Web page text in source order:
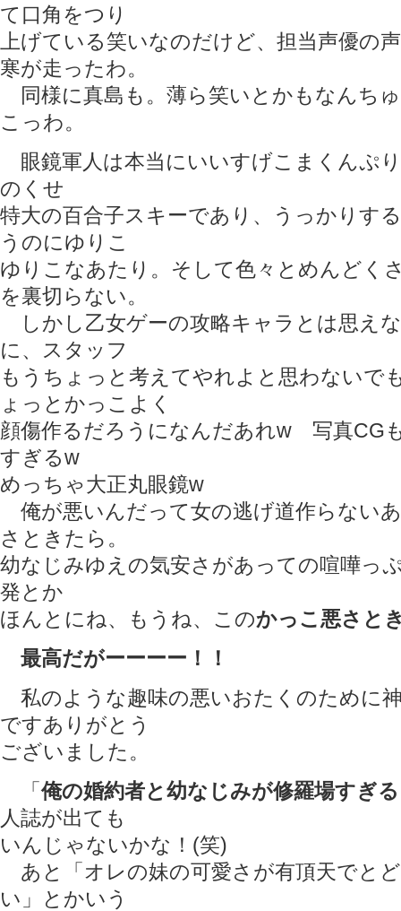
て口角をつり
上げている笑いなのだけど、担当声優の
寒が走ったわ。
同様に真島も。薄ら笑いとかもなんち
こっわ。
眼鏡軍人は本当にいいすげこまくんぷ
のくせ
特大の百合子スキーであり、うっかりす
うのにゆりこ
ゆりこなあたり。そして色々とめんどく
を裏切らない。
しかし乙女ゲーの攻略キャラとは思え
に、スタッフ
もうちょっと考えてやれよと思わないで
ょっとかっこよく
顔傷作るだろうになんだあれw 写真CG
すぎるw
めっちゃ大正丸眼鏡w
俺が悪いんだって女の逃げ道作らない
さときたら。
幼なじみゆえの気安さがあっての喧嘩っ
発とか
ほんとにね、もうね、このかっこ悪さと
最高だがーーーー！！
私のような趣味の悪いおたくのために
ですありがとう
ございました。
「俺の婚約者と幼なじみが修羅場すぎる
人誌が出ても
いんじゃないかな！(笑)
あと「オレの妹の可愛さが有頂天でと
い」とかいう